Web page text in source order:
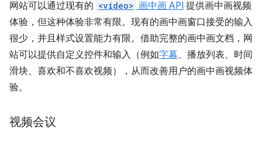
网站可以通过现有的 <video> 画中画 API 提供画中画视频
体验，但这种体验非常有限。现有的画中画窗口接受的输入
很少，并且样式设置能力有限。借助完整的画中画文档，网
站可以提供自定义控件和输入（例如字幕、播放列表、时间
滑块、喜欢和不喜欢视频），从而改善用户的画中画视频体
验。
视频会议